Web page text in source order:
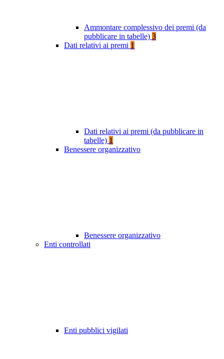
Ammontare complessivo dei premi (da
pubblicare in tabelle) 3
Dati relativi ai premi 1
Dati relativi ai premi (da pubblicare in
tabelle) 1
Benessere organizzativo
Benessere organizzativo
Enti controllati
Enti pubblici vigilati